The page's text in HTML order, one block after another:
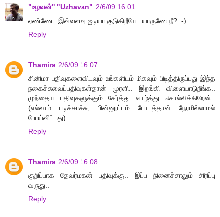
"உழவன்" "Uzhavan" 2/6/09 16:01
ஏண்ணே.. இவ்வளவு ஐடியா குடுகிறீயே.. யாருணே நீ? :-)
Reply
Thamira 2/6/09 16:07
சினிமா பதிவுகளைவிடவும் உங்களிடம் மிகவும் பிடித்திருப்பது இந்த
நகைச்சுவைப்பதிவுகள்தான் முரளி.. இறங்கி விளையாடுறீங்க..
முந்தைய பதிவுகளுக்கும் சேர்த்து வாழ்த்து சொல்லிக்கிறேன்..
(எல்லாம் படிச்சாச்சு, பின்னூட்டம் போடத்தான் நேரமில்லாமல்
போய்விட்டது)
Reply
Thamira 2/6/09 16:08
குறிப்பாக தேவர்மகன் பதிவுக்கு.. இப்ப நினைச்சாலும் சிரிப்பு
வருது..
Reply